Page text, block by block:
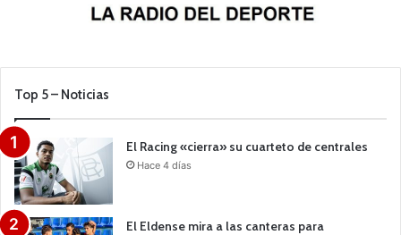
Top 5 – Noticias
El Racing «cierra» su cuarteto de centrales
Hace 4 días
El Eldense mira a las canteras para